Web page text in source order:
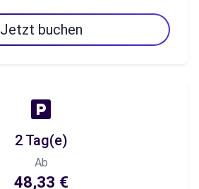
Jetzt buchen
2 Tag(e)
Ab
48,33 €